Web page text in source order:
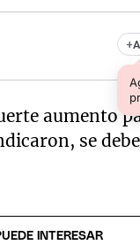
+
aumento
se
INTERESAR